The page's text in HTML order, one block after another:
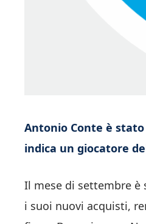
Antonio Conte è
indica un giocatore
Il mese di settembre è
i suoi nuovi acquisti,